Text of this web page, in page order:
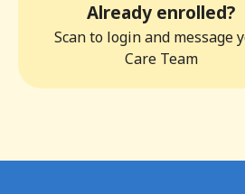
Already enrolled?
Scan to login and message
Care Team